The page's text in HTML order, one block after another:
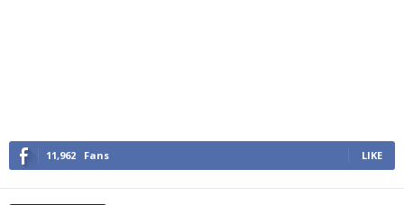
11,962 Fans LIKE